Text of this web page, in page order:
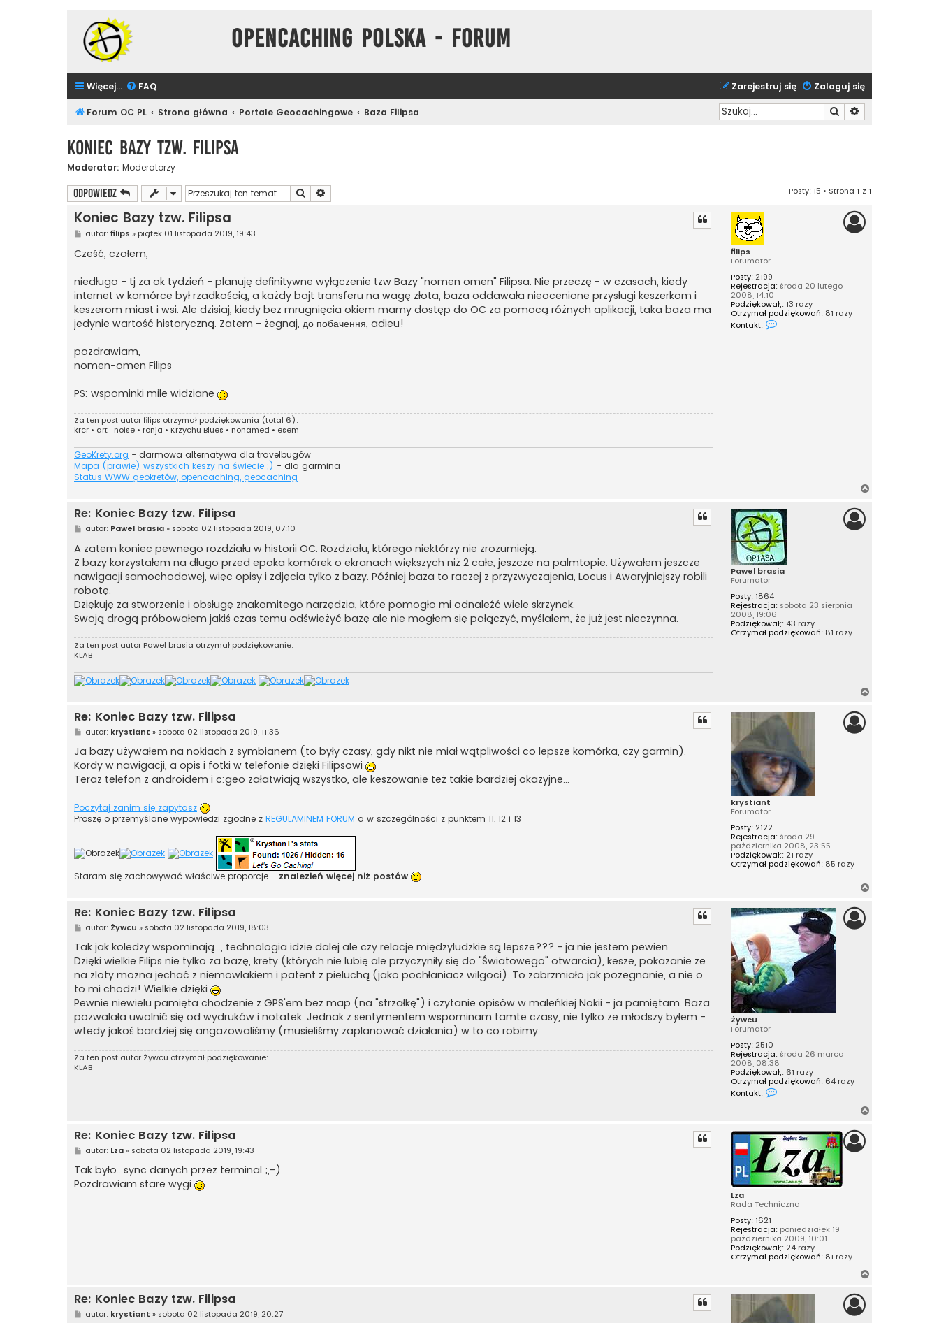
Opencaching Polska - Forum
Więcej… FAQ Zaloguj się
Zarejestruj się
Forum OC PL Strona główna Portale Geocachingowe Baza Filipsa Szukaj
Koniec Bazy tzw. Filipsa
Moderator: Moderatorzy
ODPOWIEDZ Szukaj Posty: 15 • Strona 1 z 1
filips
Forumator
Posty: 2199
Rejestracja: środa 20 lutego
2008, 14:10
Podziękował;: 13 razy
Otrzymał podziękowań: 81 razy
Kontakt:
Koniec Bazy tzw. Filipsa
P
s
t
autor: filips » piątek 01 listopada 2019, 19:43
Cześć, czołem,
niedługo - tj za ok tydzień - planuję definitywne wyłączenie tzw Bazy "nomen omen" Filipsa. Nie przeczę - w czasach, kiedy
internet w komórce był rzadkością, a każdy bajt transferu na wagę złota, baza oddawała nieocenione przysługi keszerkom i
keszerom miast i wsi. Ale dzisiaj, kiedy bez mrugnięcia okiem mamy dostęp do OC za pomocą różnych aplikacji, taka baza ma
jedynie wartość historyczną. Zatem - żegnaj, до побачення, adieu!
pozdrawiam,
nomen-omen Filips
PS: wspominki mile widziane
Za ten post autorfilips otrzymał podziękowania (total 6):
krcr • art_noise • ronja • Krzychu Blues • nonamed • esem
GeoKrety.org - darmowa alternatywa dla travelbugów
Mapa (prawie) wszystkich keszy na świecie ;) - dla garmina
Status WWW geokretów, opencaching, geocaching
Pawel brasia
Forumator
Posty: 1864
Rejestracja: sobota 23 sierpnia
2008, 19:06
Podziękował;: 43 razy
Otrzymał podziękowań: 81 razy
Re: Koniec Bazy tzw. Filipsa
P
s
t
autor: Pawel brasia» sobota 02 listopada 2019, 07:10
A zatem koniec pewnego rozdziału w historii OC. Rozdziału, którego niektórzy nie zrozumieją.
Z bazy korzystałem na długo przed epoka komórek o ekranach większych niż 2 całe, jeszcze na palmtopie. Używałem jeszcze
nawigacji samochodowej, więc opisy i zdjęcia tylko z bazy. Później baza to raczej z przyzwyczajenia, Locus i Awaryjniejszy robili
robotę.
Dziękuję za stworzenie i obsługę znakomitego narzędzia, które pomogło mi odnaleźć wiele skrzynek.
Swoją drogą próbowałem jakiś czas temu odświeżyć bazę ale nie mogłem się połączyć, myślałem, że już jest nieczynna.
Za ten post autor Pawel brasia otrzymał podziękowanie:
KLAB
krystiant
Forumator
Posty: 2122
Rejestracja: środa 29
października 2008, 23:55
Podziękował;: 21 razy
Otrzymał podziękowań: 85 razy
Re: Koniec Bazy tzw. Filipsa
P
s
t
autor: krystiant » sobota 02 listopada 2019, 11:36
Ja bazy używałem na nokiach z symbianem (to były czasy, gdy nikt nie miał wątpliwości co lepsze komórka, czy garmin).
Kordy w nawigacji, a opis i fotki w telefonie dzięki Filipsowi
Teraz telefon z androidem i c:geo załatwiają wszystko, ale keszowanie też takie bardziej okazyjne...
Poczytaj zanim się zapytasz
Proszę o przemyślane wypowiedzi zgodne z REGULAMINEM FORUM a w szczególności z punktem 11, 12 i 13
Staram się zachowywać właściwe proporcje - znalezień więcej niż postów
Żywcu
Forumator
Posty: 2510
Rejestracja: środa 26 marca
2008, 08:38
Podziękował;: 61 razy
Otrzymał podziękowań: 64 razy
Kontakt:
a
k
t
u
j
s
i
z
y
w
c
u
Re: Koniec Bazy tzw. Filipsa
P
s
t
autor: Żywcu » sobota 02 listopada 2019, 18:03
Tak jak koledzy wspominają..., technologia idzie dalej ale czy relacje międzyludzkie są lepsze??? - ja nie jestem pewien.
Dzięki wielkie Filips nie tylko za bazę, krety (których nie lubię ale przyczyniły się do "Światowego" otwarcia), kesze, pokazanie że
na zloty można jechać z niemowlakiem i patent z pieluchą (jako pochłaniacz wilgoci). To zabrzmiało jak pożegnanie, a nie o
to mi chodzi! Wielkie dzięki
Pewnie niewielu pamięta chodzenie z GPS'em bez map (na "strzałkę") i czytanie opisów w maleńkiej Nokii - ja pamiętam. Baza
pozwalała uwolnić się od wydruków i notatek. Jednak z sentymentem wspominam tamte czasy, nie tylko że młodszy byłem -
wtedy jakoś bardziej się angażowaliśmy (musieliśmy zaplanować działania) w to co robimy.
Za ten post autor Żywcu otrzymał podziękowanie:
KLAB
Lza
Rada Techniczna
Posty: 1621
Rejestracja: poniedziałek 19
października 2009, 10:01
Podziękował;: 24 razy
Otrzymał podziękowań: 81 razy
Re: Koniec Bazy tzw. Filipsa
P
s
t
autor: Lza» sobota 02 listopada 2019, 19:43
Tak było.. sync danych przez terminal ;,-)
Pozdrawiam stare wygi
Re: Koniec Bazy tzw. Filipsa
Pautor: krystiant » sobota 02 listopada 2019, 20:27